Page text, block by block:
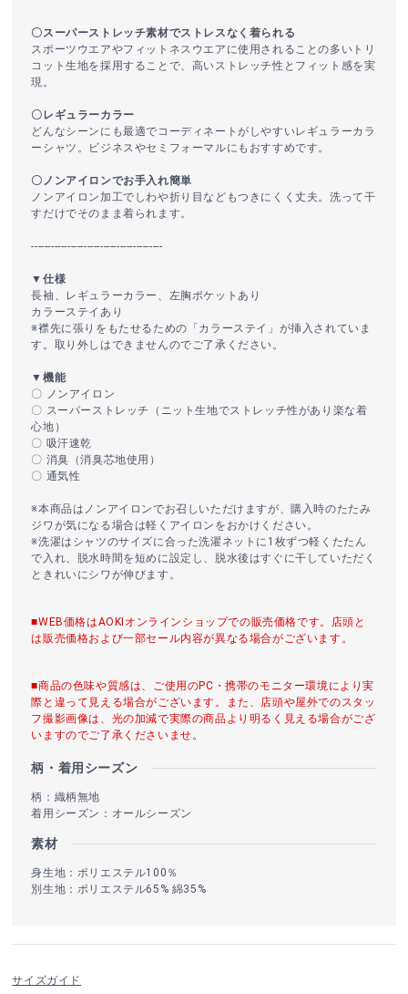
〇スーパーストレッチ素材でストレスなく着られる
スポーツウエアやフィットネスウエアに使用されることの多いトリ
コット生地を採用することで、高いストレッチ性とフィット感を実
現。
〇レギュラーカラー
どんなシーンにも最適でコーディネートがしやすいレギュラーカラ
ーシャツ。ビジネスやセミフォーマルにもおすすめです。
〇ノンアイロンでお手入れ簡単
ノンアイロン加工でしわや折り目などもつきにくく丈夫。洗って干
すだけでそのまま着られます。
----------------------------------------
▼仕様
長袖、レギュラーカラー、左胸ポケットあり
カラーステイあり
※襟先に張りをもたせるための「カラーステイ」が挿入されていま
す。取り外しはできませんのでご了承ください。
▼機能
〇 ノンアイロン
〇 スーパーストレッチ（ニット生地でストレッチ性があり楽な着
心地）
〇 吸汗速乾
〇 消臭（消臭芯地使用）
〇 通気性
※本商品はノンアイロンでお召しいただけますが、購入時のたたみ
ジワが気になる場合は軽くアイロンをおかけください。
※洗濯はシャツのサイズに合った洗濯ネットに1枚ずつ軽くたたん
で入れ、脱水時間を短めに設定し、脱水後はすぐに干していただく
ときれいにシワが伸びます。
■WEB価格はAOKIオンラインショップでの販売価格です。店頭と
は販売価格および一部セール内容が異なる場合がございます。
■商品の色味や質感は、ご使用のPC・携帯のモニター環境により実
際と違って見える場合がございます。また、店頭や屋外でのスタッ
フ撮影画像は、光の加減で実際の商品より明るく見える場合がござ
いますのでご了承くださいませ。
柄・着用シーズン
柄：織柄無地
着用シーズン：オールシーズン
素材
身生地：ポリエステル100％
別生地：ポリエステル65% 綿35%
サイズガイド